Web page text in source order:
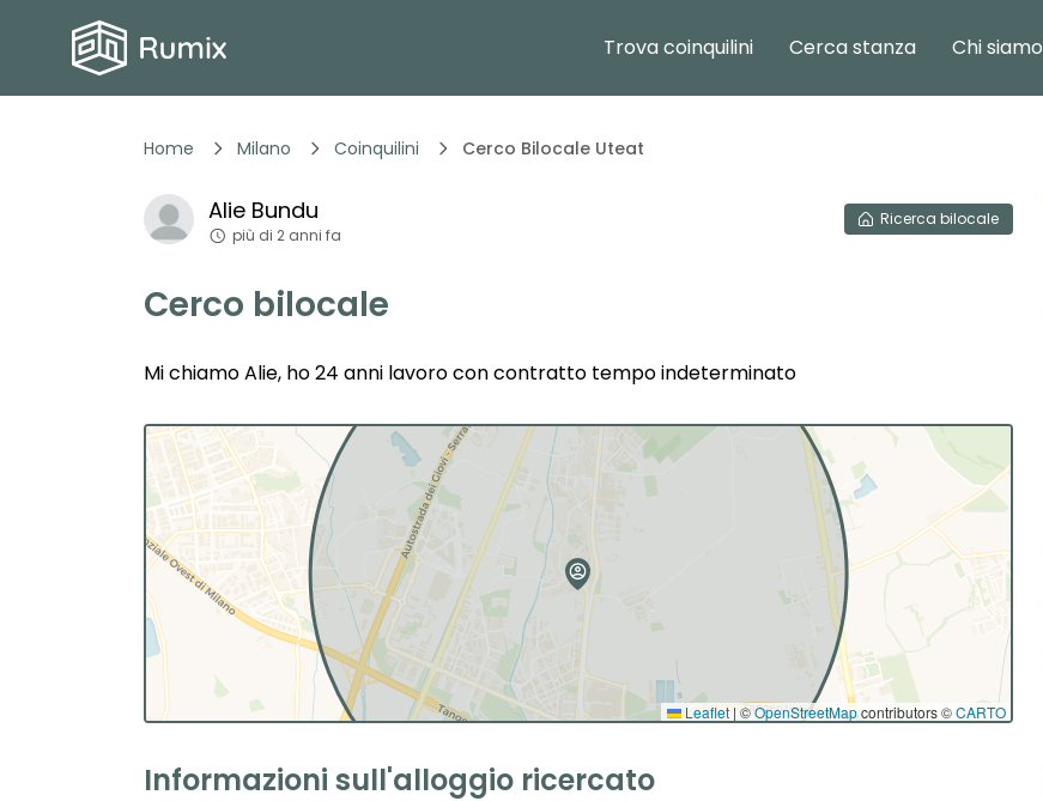
Trova coinquilini Cerca stanza Chi siamo
Home Milano Coinquilini Cerco Bilocale Uteat
Alie Bundu
più di 2 anni fa
Ricerca bilocale
Cerco bilocale
Mi chiamo Alie, ho 24 anni lavoro con contratto tempo indeterminato
Leaflet | ©OpenStreetMapcontributors ©CARTO
Informazioni sull'alloggio ricercato